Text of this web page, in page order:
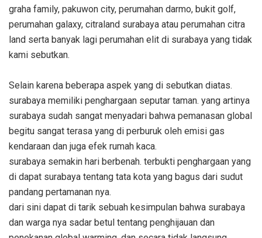
graha family, pakuwon city, perumahan darmo, bukit golf,
perumahan galaxy, citraland surabaya atau perumahan citra
land serta banyak lagi perumahan elit di surabaya yang tidak
kami sebutkan.
Selain karena beberapa aspek yang di sebutkan diatas.
surabaya memiliki penghargaan seputar taman. yang artinya
surabaya sudah sangat menyadari bahwa pemanasan global
begitu sangat terasa yang di perburuk oleh emisi gas
kendaraan dan juga efek rumah kaca.
surabaya semakin hari berbenah. terbukti penghargaan yang
di dapat surabaya tentang tata kota yang bagus dari sudut
pandang pertamanan nya.
dari sini dapat di tarik sebuah kesimpulan bahwa surabaya
dan warga nya sadar betul tentang penghijauan dan